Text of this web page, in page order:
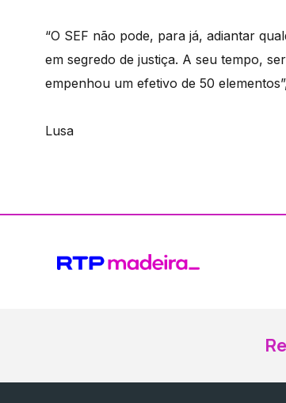
“O SEF não pode, para já, adiantar
em segredo de justiça. A seu tempo,
empenhou um efetivo de 50
Lusa